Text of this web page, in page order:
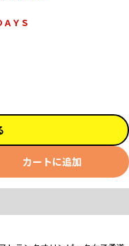
ＡＹＳ
カートに追加